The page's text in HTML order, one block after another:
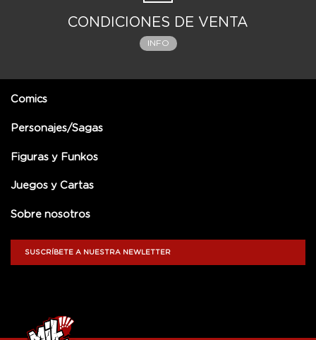
CONDICIONES DE VENTA
INFO
Comics
Personajes/Sagas
Figuras y Funkos
Juegos y Cartas
Sobre nosotros
SUSCRÍBETE A NUESTRA NEWLETTER